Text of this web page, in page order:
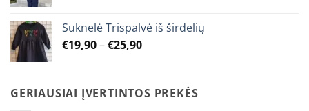
through
€15,90
Suknelė Trispalvė iš širdelių
€19,90–€25,90Price
through
€25,90
GERIAUSIAI ĮVERTINTOS PREKĖS